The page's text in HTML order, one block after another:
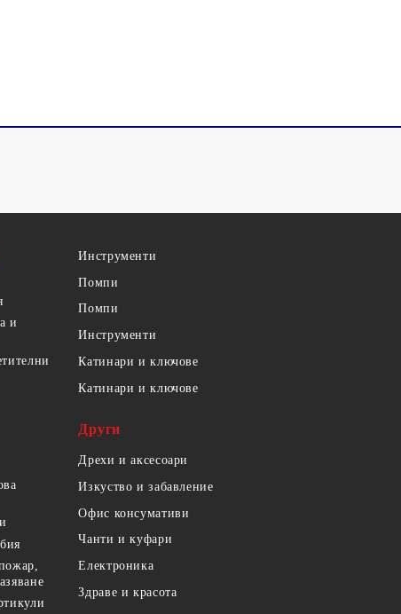
и
Инструменти
Помпи
Помпи
Инструменти
Катинари и ключове
Катинари и ключове
Други
Дрехи и аксесоари
Изкуство и забавление
Офис консумативи
Чанти и куфари
Електроника
Здраве и красота